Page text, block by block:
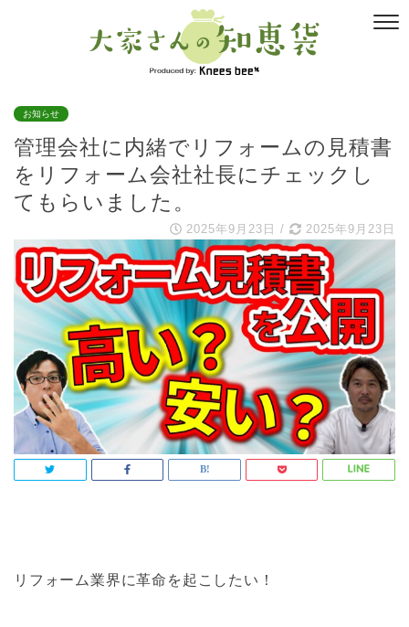
お知らせ
管理会社に内緒でリフォームの見積書
をリフォーム会社社長にチェックし
てもらいました。
2025年9月23日 / 2025年9月23日
リフォーム業界に革命を起こしたい！